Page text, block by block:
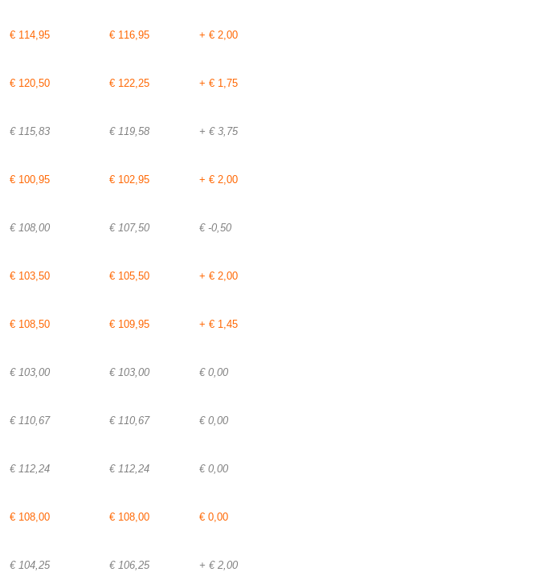
€ 114,95 € 116,95 + € 2,00
€ 120,50 € 122,25 + € 1,75
€ 115,83 € 119,58 + € 3,75
€ 100,95 € 102,95 + € 2,00
€ 108,00 € 107,50 € -0,50
€ 103,50 € 105,50 + € 2,00
€ 108,50 € 109,95 + € 1,45
€ 103,00 € 103,00 € 0,00
€ 110,67 € 110,67 € 0,00
€ 112,24 € 112,24 € 0,00
€ 108,00 € 108,00 € 0,00
€ 104,25 € 106,25 + € 2,00